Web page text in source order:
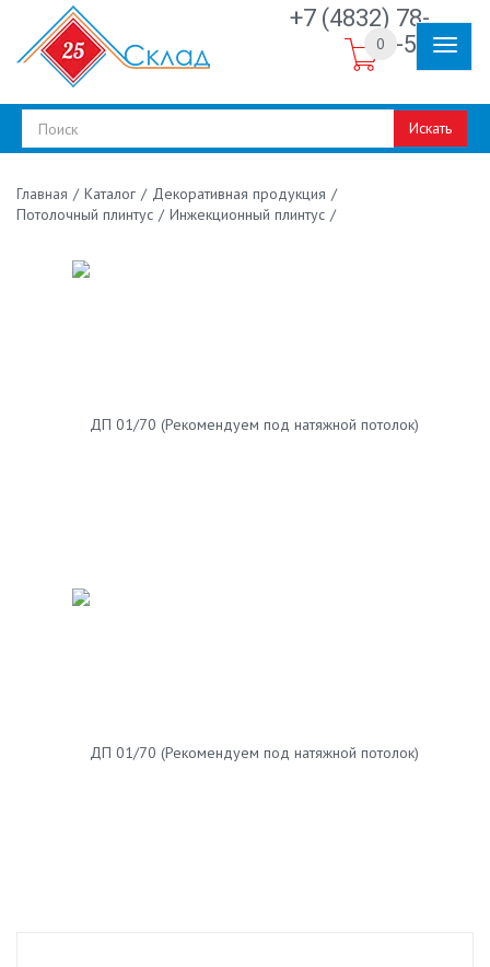
+7 (4832) 78-
30-50
Искать
0
Главная / Каталог / Декоративная продукция /
Потолочный плинтус / Инжекционный плинтус /